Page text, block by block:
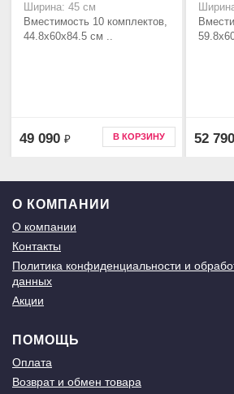
Ширина: 45 см
Вместимость 10 комплектов,
44.8x60x84.5 см ..
49 090 ₽ В КОРЗИНУ 52 790
О КОМПАНИИ
О компании
Контакты
Политика конфиденциальности и
данных
Акции
ПОМОЩЬ
Оплата
Возврат и обмен товара